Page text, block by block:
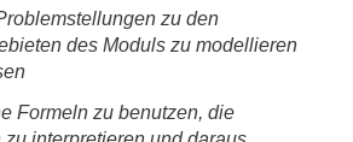
zu den
des Moduls zu modellieren
Formeln zu benutzen, die